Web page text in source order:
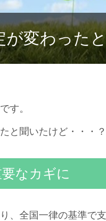
が変わった
す。
と聞いたけど・・・
なカギに
、全国一律の基準で